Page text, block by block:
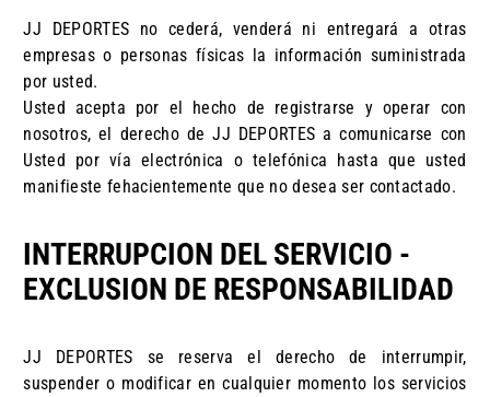
JJ DEPORTES no cederá, venderá ni entregará a otras
empresas o personas físicas la información suministrada
por usted.
Usted acepta por el hecho de registrarse y operar con
nosotros, el derecho de JJ DEPORTES a comunicarse con
Usted por vía electrónica o telefónica hasta que usted
manifieste fehacientemente que no desea ser contactado.
INTERRUPCION DEL SERVICIO -
EXCLUSION DE RESPONSABILIDAD
JJ DEPORTES se reserva el derecho de interrumpir,
suspender o modificar en cualquier momento los servicios